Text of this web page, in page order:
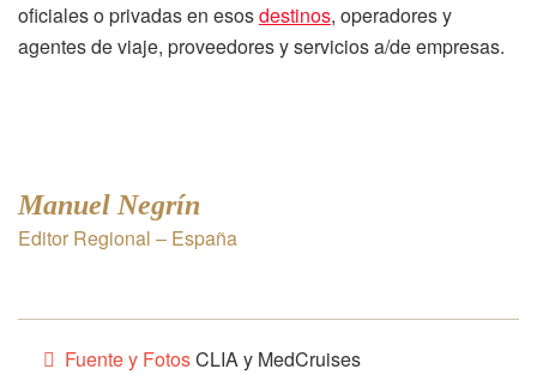
oficiales o privadas en esosdestinos, operadores y
agentes de viaje, proveedores y servicios a/de empresas.
Manuel Negrín
Editor Regional – España
Fuente y FotosCLIA y MedCruises